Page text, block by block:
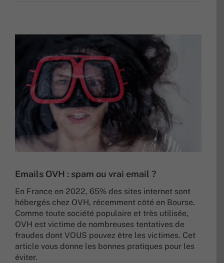
Emails OVH : spam ou vrai email ?
En France en 2022, 65% des sites internet sont
hébergés chez OVH, récemment côté en Bourse.
Comme toute société populaire et très utilisée,
OVH est victime de nombreuses tentatives de
fraudes dont VOUS pouvez être les victimes. Cet
article vous donne les bonnes pratiques pour les
éviter.